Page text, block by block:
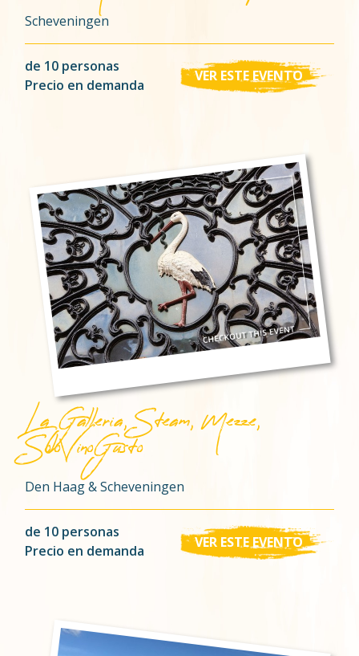
Scheveningen
de 10 personas
Precio en demanda
VER ESTE EVENTO
La Galleria, Steam, Mezze,
SoloVinoGusto
Den Haag & Scheveningen
de 10 personas
Precio en demanda
VER ESTE EVENTO